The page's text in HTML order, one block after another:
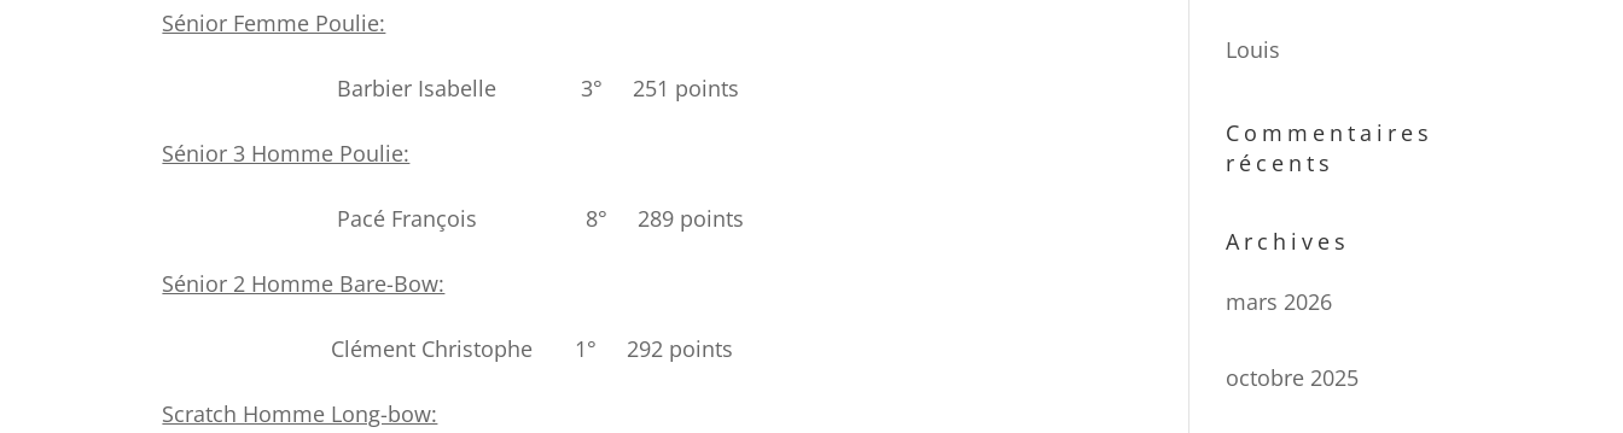
Sénior Femme Poulie:
Barbier Isabelle 3° 251 points
Sénior 3 Homme Poulie:
Pacé François 8° 289 points
Sénior 2 Homme Bare-Bow:
Clément Christophe 1° 292 points
Scratch Homme Long-bow:
Louis
Commentaires
récents
Archives
mars 2026
octobre 2025